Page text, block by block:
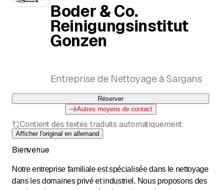
Boder & Co.
Reinigungsinstitut
Gonzen
Entreprise de Nettoyage à Sargans
Réserver
Autres moyens de contact
Contient des textes traduits automatiquement.
Afficher l'original en allemand
Bienvenue
Notre entreprise familiale est spécialisée dans le nettoyage
dans les domaines privé et industriel. Nous proposons des